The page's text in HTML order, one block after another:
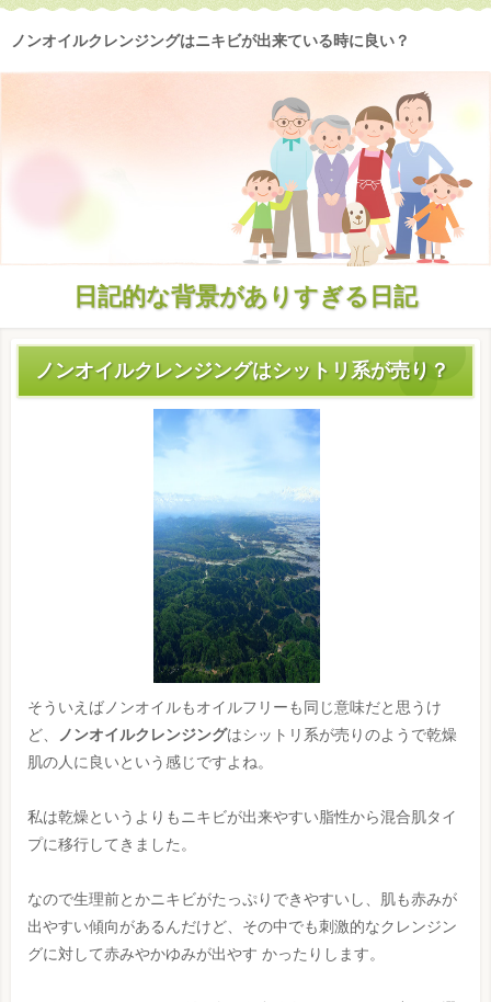
ノンオイルクレンジングはニキビが出来ている時に良い？
日記的な背景がありすぎる日記
ノンオイルクレンジングはシットリ系が売り？
そういえばノンオイルもオイルフリーも同じ意味だと思うけ
ど、
ノンオイルクレンジングはシットリ系が売りのようで乾燥
肌の人に良いという感じですよね。
私は乾燥というよりもニキビが出来やすい脂性から混合肌タイ
プに移行してきました。
なので生理前とかニキビがたっぷりできやすいし、肌も赤みが
出やすい傾向があるんだけど、その中でも刺激的なクレンジン
グに対して赤みやかゆみが出やす かったりします。